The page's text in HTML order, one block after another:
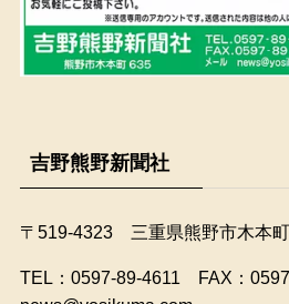
吉野熊野新聞社
〒519-4323 三重県熊野市木本
​TEL：0597-89-4611 FAX：